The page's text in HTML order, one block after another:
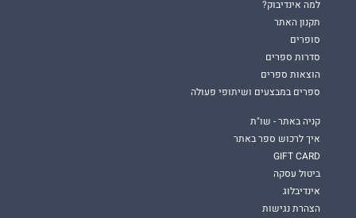
למה אינדיבוק?
תקנון האתר
סופרים
סדרות ספרים
הוצאות ספרים
ספרים במבצעים ושיתופי פעולה
קניה באתר - שו"ת
איך לרכוש ספר באתר
GIFT CARD
ביטול עסקה
אינדיבלוג
הצהרת נגישות